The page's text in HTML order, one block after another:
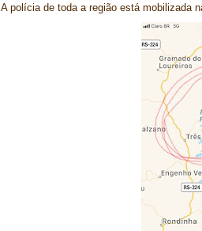
A polícia de toda a região está mobilizada